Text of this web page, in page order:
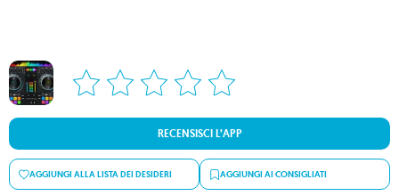
RECENSISCI L’APP
AGGIUNGI ALLA LISTA DEI DESIDERI AGGIUNGI AI CONSIGLIATI